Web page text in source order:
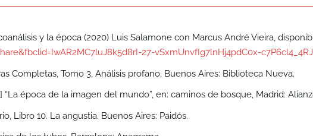
y la época (2020) Luis Salamone con Marcus André Vieira,
27-vSxmUnvfIg7lnHj4pdC0x-
Completas, Tomo 3, Análisis profano, Buenos Aires: Biblioteca Nueva.
“La época de la imagen del mundo”, en: caminos de bosque, Madrid:
Libro 10. La angustia. Buenos Aires: Paidós.